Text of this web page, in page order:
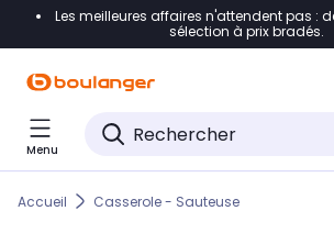
Accéder directement à la navigation
Accéder directement au pied de page
Accéder directement au chatbot
Les meilleures affaires n'attendent pas :
sélection à prix bradés.
Menu
Accueil Casserole - Sauteuse